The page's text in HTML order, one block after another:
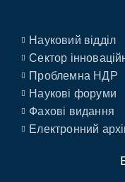
Науковий відділ
Сектор
Проблемна НДР
Наукові форуми
Фахові видання
Електронний